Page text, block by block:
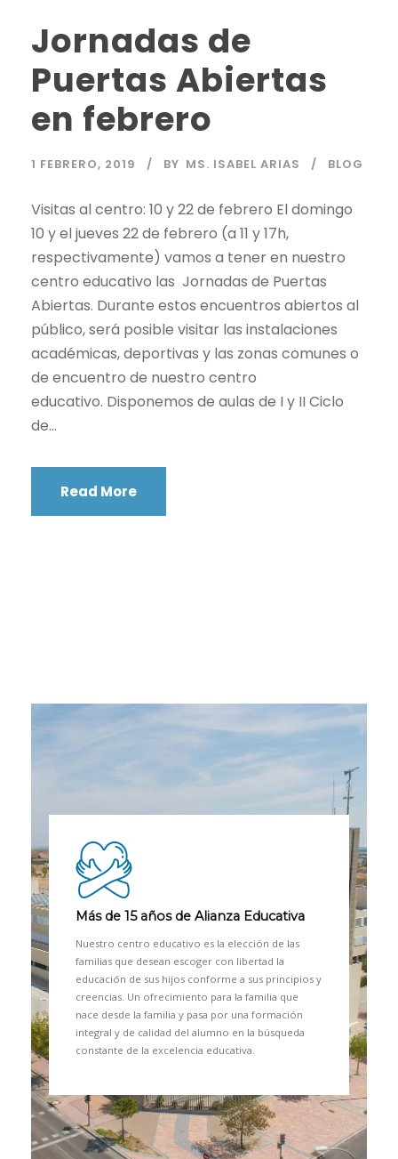
Jornadas de
Puertas Abiertas
en febrero
1 FEBRERO, 2019 BY MS. ISABEL ARIAS BLOG
Visitas al centro: 10 y 22 de febrero El domingo
10 y el jueves 22 de febrero (a 11 y 17h,
respectivamente) vamos a tener en nuestro
centro educativo las Jornadas de Puertas
Abiertas. Durante estos encuentros abiertos al
público, será posible visitar las instalaciones
académicas, deportivas y las zonas comunes o
de encuentro de nuestro centro
educativo. Disponemos de aulas de I y II Ciclo
de...
Read More
Más de 15 años de Alianza Educativa
Nuestro centro educativo es la elección de las
familias que desean escoger con libertad la
educación de sus hijos conforme a sus principios y
creencias. Un ofrecimiento para la familia que
nace desde la familia y pasa por una formación
integral y de calidad del alumno en la búsqueda
constante de la excelencia educativa.